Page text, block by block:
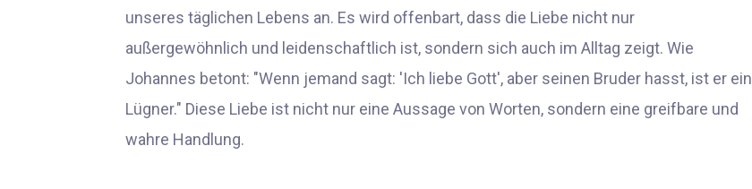
unseres täglichen Lebens an. Es wird offenbart, dass die Liebe nicht nur
außergewöhnlich und leidenschaftlich ist, sondern sich auch im Alltag zeigt. Wie
Johannes betont: "Wenn jemand sagt: 'Ich liebe Gott', aber seinen Bruder hasst, ist er ein
Lügner." Diese Liebe ist nicht nur eine Aussage von Worten, sondern eine greifbare und
wahre Handlung.